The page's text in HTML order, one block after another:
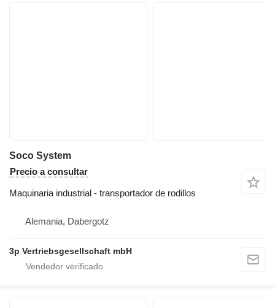
Soco System
Precio a consultar
Maquinaria industrial - transportador de rodillos
Alemania, Dabergotz
3p Vertriebsgesellschaft mbH